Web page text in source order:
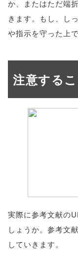
か、またはただ端
きます。もし、し
や指示を守った上
注意する
実際に参考文献の
しょうか。参考文
していきます。